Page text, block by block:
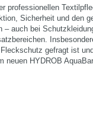
professionellen
Sicherheit und den
– auch bei
gefragt ist
HYDROB